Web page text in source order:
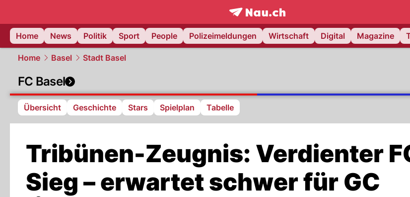
frontpage.NAU.ch
Home
News Politik Sport People Polizeimeldungen Wirtschaft Digital Magazine
Home Basel Stadt Basel
FC Basel
Übersicht Geschichte Stars Spielplan Tabelle
Tribünen-Zeugnis: Verdienter
Sieg – erwartet schwer für GC